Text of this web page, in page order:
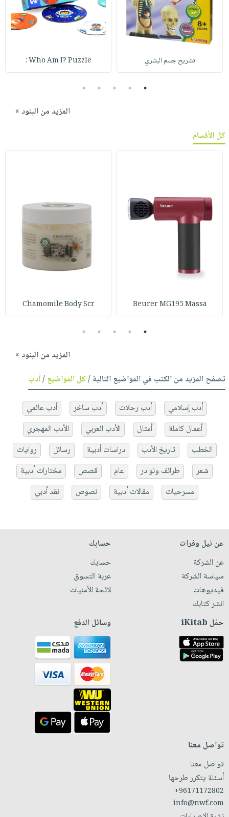
تشريح جسم البشري Who Am I? Puzzle :
1
2
3
4
5
المزيد من البنود »
كل الأقسام
Beurer MG195 Massa
Chamomile Body Scr
1
2
3
4
5
المزيد من البنود »
تصفح المزيد من الكتب في المواضيع التالية /كل المواضيع/أدب
أدب إسلامي أدب رحلات أدب ساخر
أدب عالمي
أعمال كاملة
أمثال الأدب العربي
الأدب المهجري
الخطب
تاريخ الأدب دراسات أدبية رسائل
روايات
شعر
طرائف ونوادر عام قصص
مختارات أدبية
مسرحيات
مقالات أدبية نصوص نقد أدبي
عن نيل وفرات
عن الشركة
سياسة الشركة
فيديوهات
انشر كتابك
حسابك
حسابك
عربة التسوق
لائحة الأمنيات
حمّل iKitab وسائل الدفع
تواصل معنا
تواصل معنا
أسئلة يتكرر طرحها
+96171172802
info@nwf.com